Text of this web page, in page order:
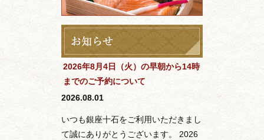
2026年8月4日（火）の早朝から14時
までのご予約について
2026.08.01
いつも銀座十石をご利用いただきまし
て誠にありがとうございます。 2026